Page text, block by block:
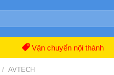
Vận chuyển nội thành
/ AVTECH